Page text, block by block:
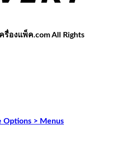
รื่องแพ็ค.com All Rights
Options > Menus